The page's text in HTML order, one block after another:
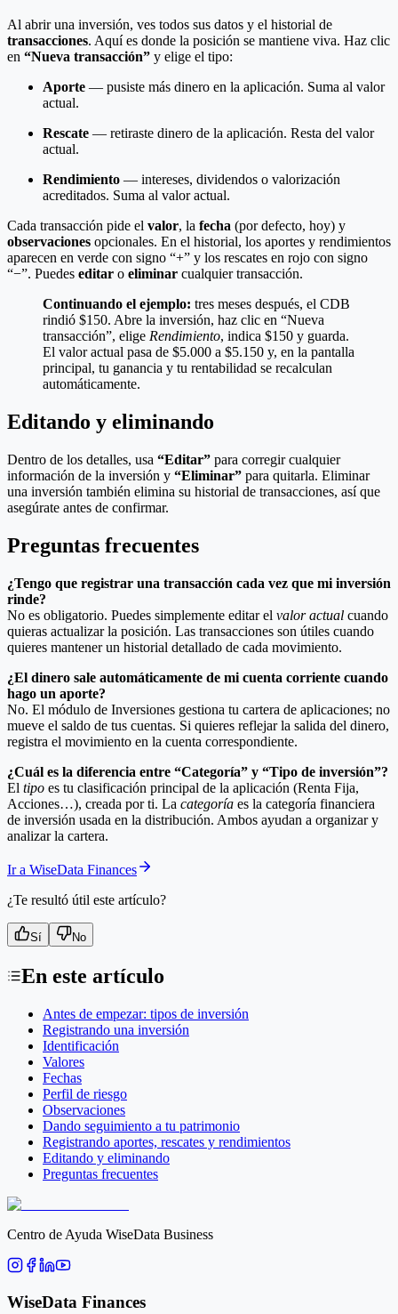
Al abrir una inversión, ves todos sus datos y el historial de
transacciones. Aquí es donde la posición se mantiene viva. Haz clic
en “Nueva transacción” y elige el tipo:
Aporte — pusiste más dinero en la aplicación. Suma al valor
actual.
Rescate — retiraste dinero de la aplicación. Resta del valor
actual.
Rendimiento — intereses, dividendos o valorización
acreditados. Suma al valor actual.
Cada transacción pide el valor, la fecha (por defecto, hoy) y
observaciones opcionales. En el historial, los aportes y rendimientos
aparecen en verde con signo “+” y los rescates en rojo con signo
“−”. Puedes editar o eliminar cualquier transacción.
Continuando el ejemplo: tres meses después, el CDB
rindió $150. Abre la inversión, haz clic en “Nueva
transacción”, elige Rendimiento, indica $150 y guarda.
El valor actual pasa de $5.000 a $5.150 y, en la pantalla
principal, tu ganancia y tu rentabilidad se recalculan
automáticamente.
Editando y eliminando
Dentro de los detalles, usa “Editar” para corregir cualquier
información de la inversión y “Eliminar” para quitarla. Eliminar
una inversión también elimina su historial de transacciones, así que
asegúrate antes de confirmar.
Preguntas frecuentes
¿Tengo que registrar una transacción cada vez que mi inversión
rinde?
No es obligatorio. Puedes simplemente editar el valor actual cuando
quieras actualizar la posición. Las transacciones son útiles cuando
quieres mantener un historial detallado de cada movimiento.
¿El dinero sale automáticamente de mi cuenta corriente cuando
hago un aporte?
No. El módulo de Inversiones gestiona tu cartera de aplicaciones; no
mueve el saldo de tus cuentas. Si quieres reflejar la salida del dinero,
registra el movimiento en la cuenta correspondiente.
¿Cuál es la diferencia entre “Categoría” y “Tipo de inversión”?
El tipo es tu clasificación principal de la aplicación (Renta Fija,
Acciones…), creada por ti. La categoría es la categoría financiera
de inversión usada en la distribución. Ambos ayudan a organizar y
analizar la cartera.
Ir a WiseData Finances
¿Te resultó útil este artículo?
Sí No
En este artículo
Antes de empezar: tipos de inversión
Registrando una inversión
Identificación
Valores
Fechas
Perfil de riesgo
Observaciones
Dando seguimiento a tu patrimonio
Registrando aportes, rescates y rendimientos
Editando y eliminando
Preguntas frecuentes
Centro de Ayuda WiseData Business
WiseData Finances